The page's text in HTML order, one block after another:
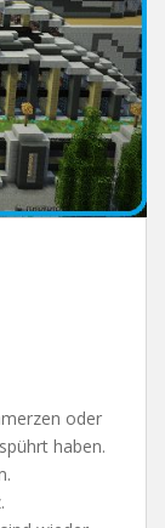
oder
haben.